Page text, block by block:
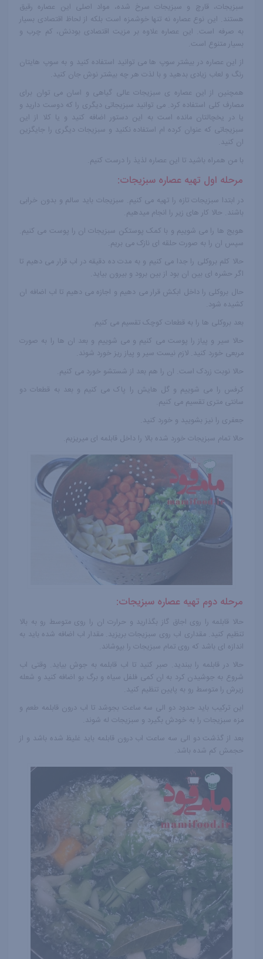
سبزیجات، قارچ و سبزیجات سرخ شده، مواد اصلی این عصاره رقیق
هستند. این نوع عصاره نه تنها خوشمزه است بلکه از لحاظ اقتصادی بسیار
به صرفه است. این عصاره علاوه بر مزیت اقتصادی بودنش، کم چرب و
بسیار متنوع است.
از این عصاره در بیشتر سوپ ها می توانید استفاده کنید و به سوپ هایتان
رنگ و لعاب زیادی بدهید و با لذت هر چه بیشتر نوش جان کنید.
همچنین از این عصاره ی سبزیجات عالی گیاهی و اسان می توان برای
مصارف کلی استفاده کرد. می توانید سبزیجاتی دیگری را که دوست دارید و
یا در یخچالتان مانده است به این دستور اضافه کنید و یا کلا از این
سبزیجاتی که عنوان کرده ام استفاده نکنید و سبزیجات دیگری را جایگزین
ان کنید.
با من همراه باشید تا این عصاره لذیذ را درست کنیم.
مرحله اول تهیه عصاره سبزیجات:
در ابتدا سبزیجات تازه را تهیه می کنیم. سبزیجات باید سالم و بدون خرابی
باشند. حالا کار های زیر را انجام میدهیم.
هویج ها را می شوییم و با کمک پوستکن سبزیجات ان را پوست می کنیم.
سپس ان را به صورت حلقه ای نازک می بریم.
حالا کلم بروکلی را جدا می کنیم و به مدت ده دقیقه در اب قرار می دهیم تا
اگر حشره ای بین ان بود از بین برود و بیرون بیاید.
حال بروکلی را داخل ابکش قرار می دهیم و اجازه می دهیم تا اب اضافه ان
کشیده شود.
بعد بروکلی ها را به قطعات کوچک تقسیم می کنیم.
حالا سیر و پیاز را پوست می کنیم و می شوییم و بعد ان ها را به صورت
مربعی خورد کنید. لازم نیست سیر و پیاز ریز خورد شوند.
حالا نوبت زردک است. ان را هم بعد از شستشو خورد می کنیم.
کرفس را می شوییم و گل هایش را پاک می کنیم و بعد به قطعات دو
سانتی متری تقسیم می کنیم.
جعفری را نیز بشویید و خورد کنید.
حالا تمام سبزیجات خورد شده بالا را داخل قابلمه ای میریزیم.
مرحله دوم تهیه عصاره سبزیجات:
حالا قابلمه را روی اجاق گاز بگذارید و حرارت ان را روی متوسط رو به بالا
تنظیم کنید. مقداری اب روی سبزیجات بریزید. مقدار اب اضافه شده باید به
اندازه ای باشد که روی تمام سبزیجات را بپوشاند.
حالا در قابلمه را ببندید. صبر کنید تا اب قابلمه به جوش بیاید. وقتی اب
شروع به جوشیدن کرد به ان کمی فلفل سیاه و برگ بو اضافه کنید و شعله
زیرش را متوسط رو به پایین تنظیم کنید.
این ترکیب باید حدود دو الی سه ساعت بجوشد تا اب درون قابلمه طعم و
مزه سبزیجات را به خودش بگیرد و سبزیجات له شوند.
بعد از گذشت دو الی سه ساعت اب درون قابلمه باید غلیظ شده باشد و از
حجمش کم شده باشد.